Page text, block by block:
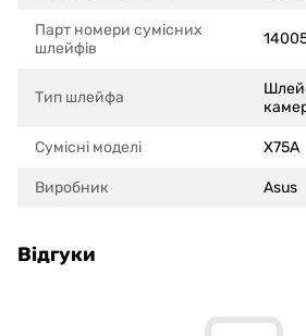
Парт номери сумісних
шлейфів
Тип шлейфа
Сумісні моделi X75A
Виробник Asus
Відгуки